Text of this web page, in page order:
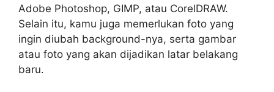
Adobe Photoshop, GIMP, atau CorelDRAW.
Selain itu, kamu juga memerlukan foto yang
ingin diubah background-nya, serta gambar
atau foto yang akan dijadikan latar belakang
baru.